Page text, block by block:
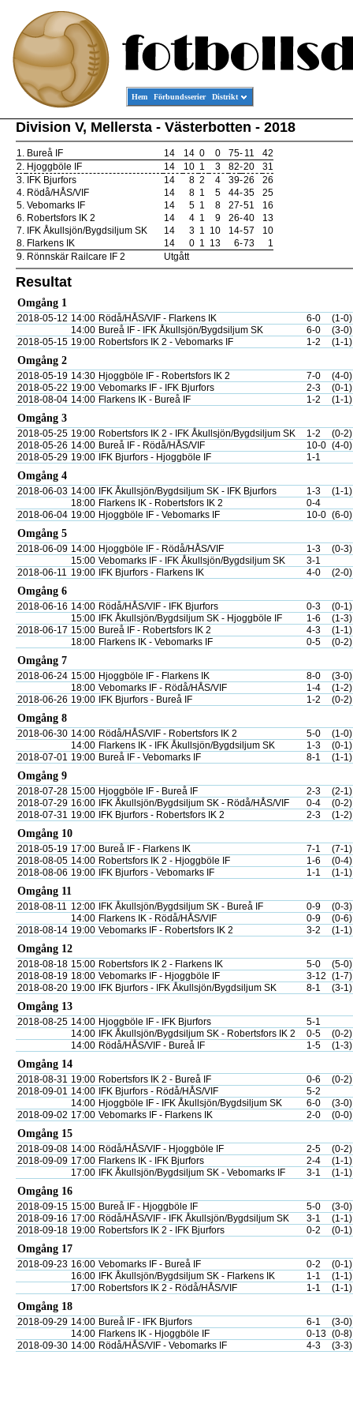
Hem Förbundsserier Distrikt
Division V, Mellersta - Västerbotten - 2018
1. Bureå IF 14 14 0 0 75- 11
42
2. Hjoggböle IF 14 10 1 3 82-20
31
3. IFK Bjurfors 14 8 2 4 39-26
26
4. Rödå/HÅS/VIF 14 8 1 5 44-35
25
5. Vebomarks IF 14 5 1 8 27-51
16
6. Robertsfors IK 2 14 4 1 9 26-40
13
7. IFK Åkullsjön/Bygdsiljum SK 14 3 1 10 14-57
10
8. Flarkens IK 14 0 1 13 6-73
1
9. Rönnskär Railcare IF 2 Utgått
Resultat
Omgång 1
2018-05-12 14:00 Rödå/HÅS/VIF - Flarkens IK 6-0
(1-0)
14:00 Bureå IF - IFK Åkullsjön/Bygdsiljum SK 6-0
(3-0)
2018-05-15 19:00 Robertsfors IK 2 - Vebomarks IF 1-2 (1-1)
Omgång 2
2018-05-19 14:30 Hjoggböle IF - Robertsfors IK 2 7-0
(4-0)
2018-05-22 19:00 Vebomarks IF - IFK Bjurfors 2-3
(0-1)
2018-08-04 14:00 Flarkens IK - Bureå IF 1-2 (1-1)
Omgång 3
2018-05-25 19:00 Robertsfors IK 2 - IFK Åkullsjön/Bygdsiljum SK 1-2
(0-2)
2018-05-26 14:00 Bureå IF - Rödå/HÅS/VIF 10-0 (4-0)
2018-05-29 19:00 IFK Bjurfors - Hjoggböle IF 1-1
Omgång 4
2018-06-03 14:00 IFK Åkullsjön/Bygdsiljum SK - IFK Bjurfors 1-3
(1-1)
18:00 Flarkens IK - Robertsfors IK 2
0-4
2018-06-04 19:00 Hjoggböle IF - Vebomarks IF 10-0 (6-0)
Omgång 5
2018-06-09 14:00 Hjoggböle IF - Rödå/HÅS/VIF 1-3
(0-3)
15:00 Vebomarks IF - IFK Åkullsjön/Bygdsiljum SK
3-1
2018-06-11 19:00 IFK Bjurfors - Flarkens IK 4-0 (2-0)
Omgång 6
2018-06-16 14:00 Rödå/HÅS/VIF - IFK Bjurfors 0-3
(0-1)
15:00
IFK Åkullsjön/Bygdsiljum SK - Hjoggböle IF 1-6
(1-3)
2018-06-17 15:00 Bureå IF - Robertsfors IK 2 4-3
(1-1)
18:00 Flarkens IK - Vebomarks IF 0-5 (0-2)
Omgång 7
2018-06-24 15:00 Hjoggböle IF - Flarkens IK 8-0
(3-0)
18:00 Vebomarks IF - Rödå/HÅS/VIF 1-4
(1-2)
2018-06-26 19:00 IFK Bjurfors - Bureå IF 1-2 (0-2)
Omgång 8
2018-06-30 14:00 Rödå/HÅS/VIF - Robertsfors IK 2 5-0
(1-0)
14:00 Flarkens IK - IFK Åkullsjön/Bygdsiljum SK 1-3
(0-1)
2018-07-01 19:00 Bureå IF - Vebomarks IF 8-1 (1-1)
Omgång 9
2018-07-28 15:00 Hjoggböle IF - Bureå IF 2-3
(2-1)
2018-07-29 16:00 IFK Åkullsjön/Bygdsiljum SK - Rödå/HÅS/VIF 0-4
(0-2)
2018-07-31 19:00 IFK Bjurfors - Robertsfors IK 2 2-3 (1-2)
Omgång 10
2018-05-19 17:00 Bureå IF - Flarkens IK 7-1
(7-1)
2018-08-05 14:00 Robertsfors IK 2 - Hjoggböle IF 1-6
(0-4)
2018-08-06 19:00 IFK Bjurfors - Vebomarks IF 1-1 (1-1)
Omgång 11
2018-08-11 12:00 IFK Åkullsjön/Bygdsiljum SK - Bureå IF 0-9
(0-3)
14:00 Flarkens IK - Rödå/HÅS/VIF 0-9
(0-6)
2018-08-14 19:00 Vebomarks IF - Robertsfors IK 2 3-2 (1-1)
Omgång 12
2018-08-18 15:00 Robertsfors IK 2 - Flarkens IK 5-0
(5-0)
2018-08-19 18:00 Vebomarks IF - Hjoggböle IF 3-12 (1-7)
2018-08-20 19:00 IFK Bjurfors - IFK Åkullsjön/Bygdsiljum SK 8-1 (3-1)
Omgång 13
2018-08-25 14:00 Hjoggböle IF - IFK Bjurfors
5-1
14:00
IFK Åkullsjön/Bygdsiljum SK - Robertsfors IK 2 0-5
(0-2)
14:00 Rödå/HÅS/VIF - Bureå IF 1-5 (1-3)
Omgång 14
2018-08-31 19:00 Robertsfors IK 2 - Bureå IF 0-6
(0-2)
2018-09-01 14:00 IFK Bjurfors - Rödå/HÅS/VIF
5-2
14:00 Hjoggböle IF - IFK Åkullsjön/Bygdsiljum SK 6-0
(3-0)
2018-09-02 17:00 Vebomarks IF - Flarkens IK 2-0 (0-0)
Omgång 15
2018-09-08 14:00 Rödå/HÅS/VIF - Hjoggböle IF 2-5
(0-2)
2018-09-09 17:00 Flarkens IK - IFK Bjurfors 2-4
(1-1)
17:00
IFK Åkullsjön/Bygdsiljum SK - Vebomarks IF 3-1 (1-1)
Omgång 16
2018-09-15 15:00 Bureå IF - Hjoggböle IF 5-0
(3-0)
2018-09-16 17:00 Rödå/HÅS/VIF - IFK Åkullsjön/Bygdsiljum SK 3-1
(1-1)
2018-09-18 19:00 Robertsfors IK 2 - IFK Bjurfors 0-2 (0-1)
Omgång 17
2018-09-23 16:00 Vebomarks IF - Bureå IF 0-2
(0-1)
16:00
IFK Åkullsjön/Bygdsiljum SK - Flarkens IK 1-1
(1-1)
17:00 Robertsfors IK 2 - Rödå/HÅS/VIF 1-1 (1-1)
Omgång 18
2018-09-29 14:00 Bureå IF - IFK Bjurfors 6-1
(3-0)
14:00 Flarkens IK - Hjoggböle IF 0-13 (0-8)
2018-09-30 14:00 Rödå/HÅS/VIF - Vebomarks IF 4-3 (3-3)